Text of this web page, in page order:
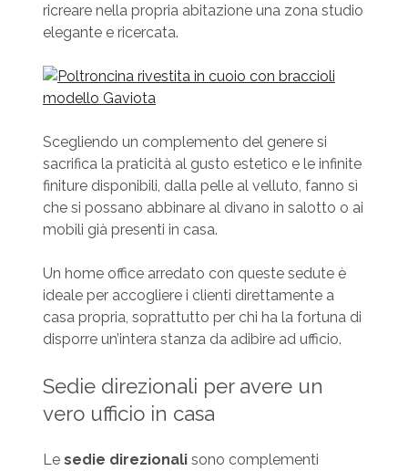
ricreare nella propria abitazione una zona studio
elegante e ricercata.
Scegliendo un complemento del genere si
sacrifica la praticità al gusto estetico e le infinite
finiture disponibili, dalla pelle al velluto, fanno sì
che si possano abbinare al divano in salotto o ai
mobili già presenti in casa.
Un home office arredato con queste sedute è
ideale per accogliere i clienti direttamente a
casa propria, soprattutto per chi ha la fortuna di
disporre un’intera stanza da adibire ad ufficio.
Sedie direzionali per avere un
vero ufficio in casa
Le sedie direzionalisono complementi